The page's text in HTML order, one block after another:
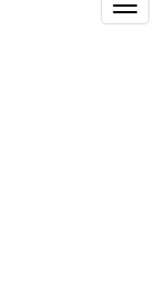
Toggle